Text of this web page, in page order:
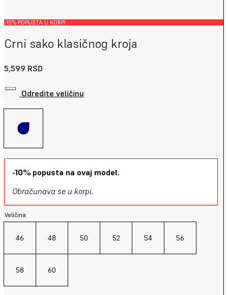
-10% POPUSTA U KORPI
Crni sako klasičnog kroja
5,599 RSD
Odredite veličinu
-10% popusta na ovaj model.
Obračunava se u korpi.
Veličina
46 48 50 52 54 56
58 60